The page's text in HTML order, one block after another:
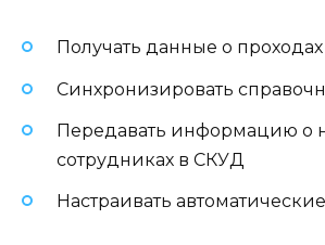
Получать данные о
Синхронизировать
Передавать информацию о
сотрудниках в СКУД
Настраивать